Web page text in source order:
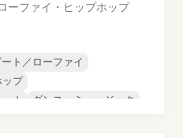
ーファイ・ヒップホップ
ート／ローファイ
ップ
ム
ダンス・ミュージック